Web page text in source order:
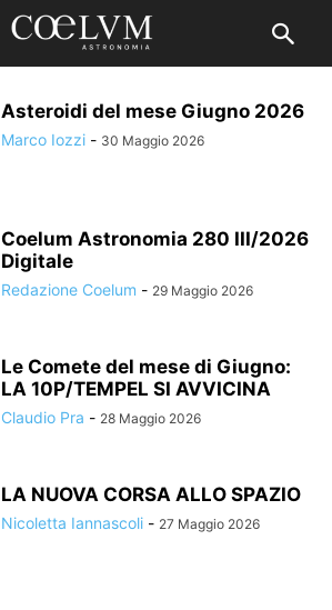
Asteroidi del mese Giugno 2026
Marco Iozzi - 30 Maggio 2026
Coelum Astronomia 280 III/2026
Digitale
Redazione Coelum - 29 Maggio 2026
Le Comete del mese di Giugno:
LA 10P/TEMPEL SI AVVICINA
Claudio Pra - 28 Maggio 2026
LA NUOVA CORSA ALLO SPAZIO
Nicoletta Iannascoli - 27 Maggio 2026